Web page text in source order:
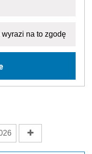
na to zgodę